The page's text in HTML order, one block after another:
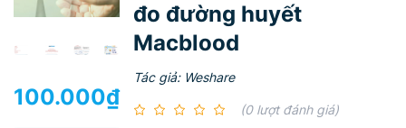
100.000₫
đo đường huyết
Macblood
Tác giả: Weshare
(0 lượt đánh giá)